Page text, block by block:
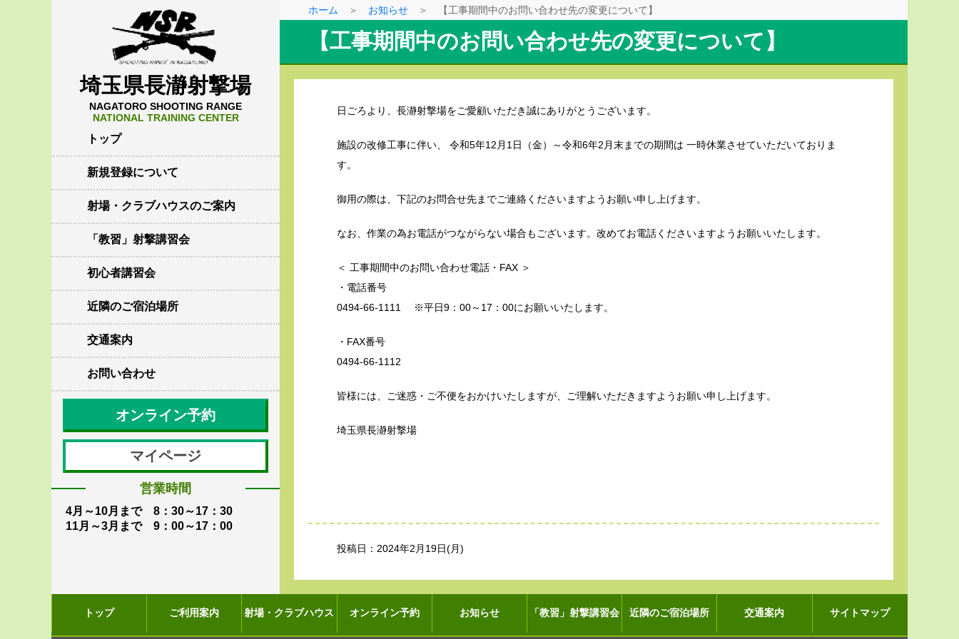
埼玉県長瀞射撃場
NAGATORO SHOOTING RANGE
NATIONAL TRAINING CENTER
トップ
新規登録について
射場・クラブハウスのご案内
「教習」射撃講習会
初心者講習会
近隣のご宿泊場所
交通案内
お問い合わせ
オンライン予約
マイページ
営業時間
4月～10月まで 8：30～17：30
11月～3月まで 9：00～17：00
ホーム ＞ お知らせ ＞ 【工事期間中のお問い合わせ先の変更について】
【工事期間中のお問い合わせ先の変更について】
日ごろより、長瀞射撃場をご愛顧いただき誠にありがとうございます。
施設の改修工事に伴い、 令和5年12月1日（金）～令和6年2月末までの期間は 一時休業させていただいておりま
す。
御用の際は、下記のお問合せ先までご連絡くださいますようお願い申し上げます。
なお、作業の為お電話がつながらない場合もございます。改めてお電話くださいますようお願いいたします。
＜ 工事期間中のお問い合わせ電話・FAX ＞
・電話番号
0494-66-1111 ※平日9：00～17：00にお願いいたします。
・FAX番号
0494-66-1112
皆様には、ご迷惑・ご不便をおかけいたしますが、ご理解いただきますようお願い申し上げます。
埼玉県長瀞射撃場
投稿日：2024年2月19日(月)
トップ ご利用案内 射場・クラブハウス オンライン予約 お知らせ 「教習」射撃講習会 近隣のご宿泊場所 交通案内 サイトマップ